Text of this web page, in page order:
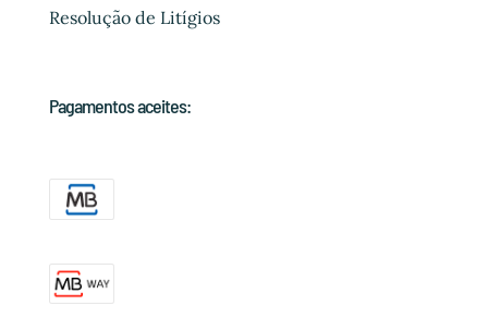
Resolução de Litígios
Pagamentos aceites: